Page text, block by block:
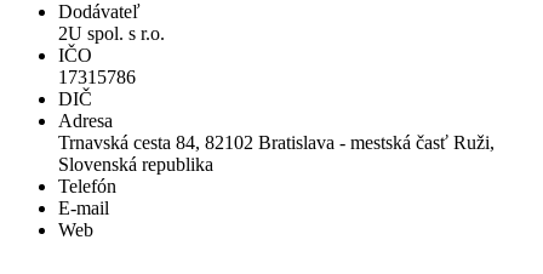
Dodávateľ
2U spol. s r.o.
IČO
17315786
DIČ
Adresa
Trnavská cesta 84, 82102 Bratislava - mestská časť Ruži,
Slovenská republika
Telefón
E-mail
Web